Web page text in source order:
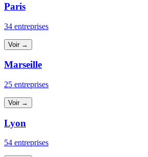
Paris
34 entreprises
Voir →
Marseille
25 entreprises
Voir →
Lyon
54 entreprises